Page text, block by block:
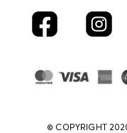
© COPYRIGHT